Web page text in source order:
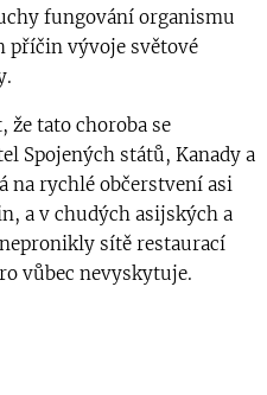
fungování organismu
příčin vývoje světové
že tato choroba se
Spojených států, Kanady a
na rychlé občerstvení asi
a v chudých asijských a
sítě restaurací
vůbec nevyskytuje.